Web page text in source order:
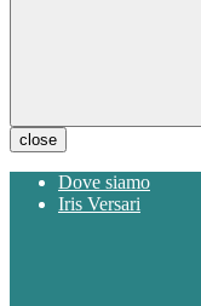
close
Dove siamo
Iris Versari